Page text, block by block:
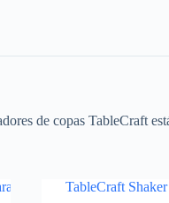
de copas TableCraft